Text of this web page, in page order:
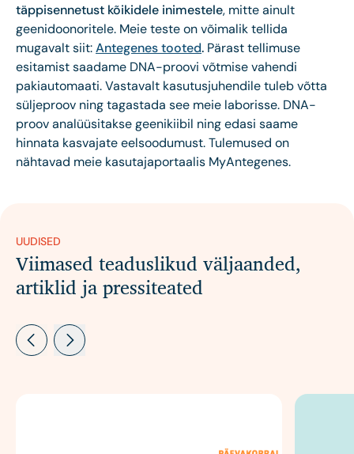
täppisennetust kõikidele inimestele, mitte ainult
geenidoonoritele. Meie teste on võimalik tellida
mugavalt siit:Antegenes tooted. Pärast tellimuse
esitamist saadame DNA-proovi võtmise vahendi
pakiautomaati. Vastavalt kasutusjuhendile tuleb võtta
süljeproov ning tagastada see meie laborisse. DNA-
proov analüüsitakse geenikiibil ning edasi saame
hinnata kasvajate eelsoodumust. Tulemused on
nähtavad meie kasutajaportaalis MyAntegenes.
UUDISED
Viimased teaduslikud väljaanded,
artiklid ja pressiteated